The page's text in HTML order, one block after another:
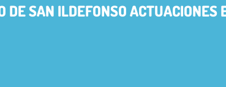
DE SAN ILDEFONSO ACTUACIONES